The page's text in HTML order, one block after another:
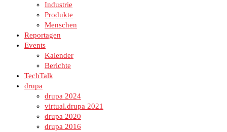
Industrie
Produkte
Menschen
Reportagen
Events
Kalender
Berichte
TechTalk
drupa
drupa 2024
virtual.drupa 2021
drupa 2020
drupa 2016